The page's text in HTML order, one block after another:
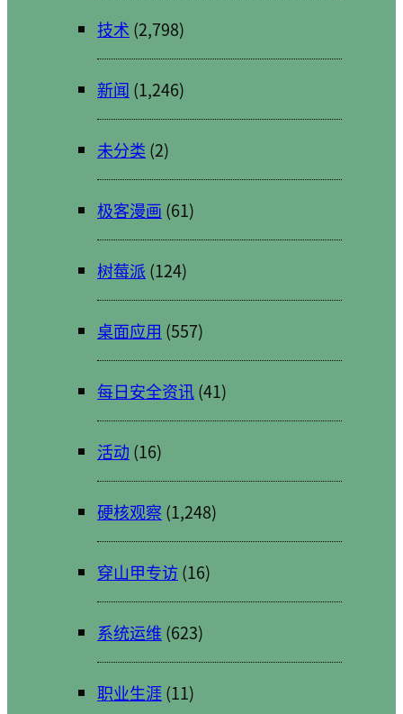
技术 (2,798)
新闻 (1,246)
未分类 (2)
极客漫画 (61)
树莓派 (124)
桌面应用 (557)
每日安全资讯(41)
活动 (16)
硬核观察 (1,248)
穿山甲专访(16)
系统运维 (623)
职业生涯(11)